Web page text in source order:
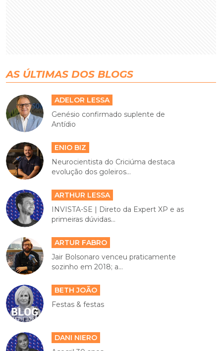
AS ÚLTIMAS DOS BLOGS
ADELOR LESSA
Genésio confirmado suplente de
Antídio
ENIO BIZ
Neurocientista do Criciúma destaca
evolução dos goleiros...
ARTHUR LESSA
INVISTA-SE | Direto da Expert XP e as
primeiras dúvidas...
ARTUR FABRO
Jair Bolsonaro venceu praticamente
sozinho em 2018; a...
BETH JOÃO
Festas & festas
DANI NIERO